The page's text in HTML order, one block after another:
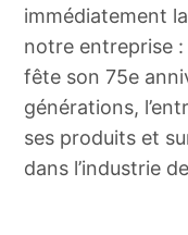
immédiatement
notre entreprise
fête son 75e
générations,
ses produits et
dans l’industrie